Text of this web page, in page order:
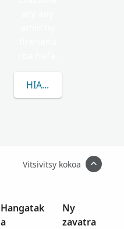
HIANATRA MISIMISY
Vitsivitsy kokoa
Hangatak
a
Ny
zavatra